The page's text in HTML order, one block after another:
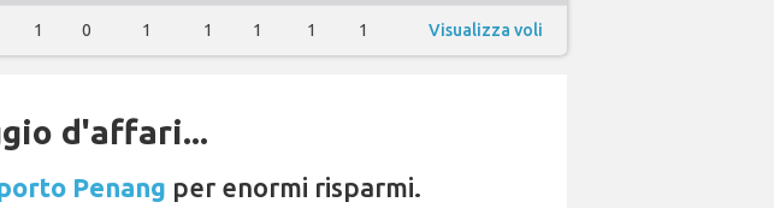
1 0 1 1 1 1 1 Visualizza voli
d'affari...
Penang per enormi risparmi.